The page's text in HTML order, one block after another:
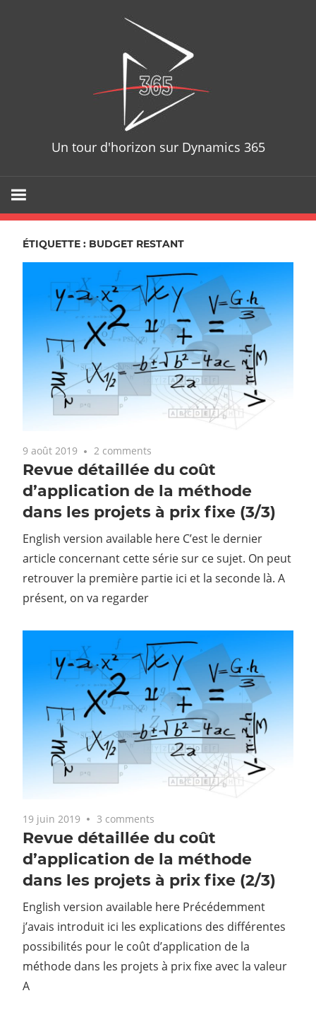
Un tour d'horizon sur Dynamics 365
ÉTIQUETTE : BUDGET RESTANT
9 août 2019 2 comments
Revue détaillée du coût
d’application de la méthode
dans les projets à prix fixe (3/3)
English version available here C’est le dernier
article concernant cette série sur ce sujet. On peut
retrouver la première partie ici et la seconde là. A
présent, on va regarder
19 juin 2019 3 comments
Revue détaillée du coût
d’application de la méthode
dans les projets à prix fixe (2/3)
English version available here Précédemment
j’avais introduit ici les explications des différentes
possibilités pour le coût d’application de la
méthode dans les projets à prix fixe avec la valeur
A